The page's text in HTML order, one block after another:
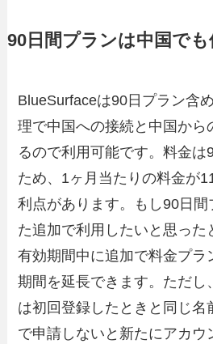
90日間プランは中国でも
BlueSurfaceは90日プラン含
理で中国への接続と中国から
るので利用可能です。料金は
ため、1ヶ月当たりの料金が
利点があります。もし90日間
た追加で利用したいと思った
有効期間中に追加で料金プラ
期間を延長できます。ただし
は初回登録したときと同じ名
で申請しないと新たにアカウ